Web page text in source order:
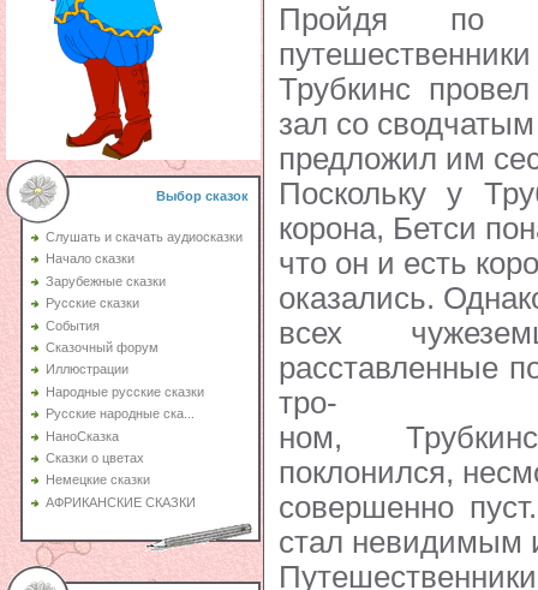
Выбор сказок
Слушать и скачать аудиосказки
Начало сказки
Зарубежные сказки
Русские сказки
События
Сказочный форум
Иллюстрации
Народные русские сказки
Русские народные ска...
НаноСказка
Сказки о цветах
Немецкие сказки
АФРИКАНСКИЕ СКАЗКИ
Пройдя по
Трубкинс
зал со
предложил им
Поскольку у
корона, Бетси
что он и есть
оказались.
всех
расставленные
тро-
ном,
поклонился,
совершенно
стал невидимым